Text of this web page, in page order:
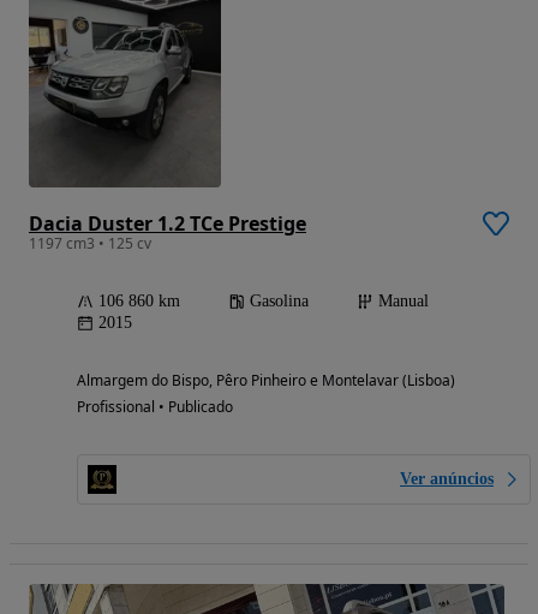
Dacia Duster 1.2 TCe Prestige
1197 cm3 • 125 cv
106 860 km Gasolina
Manual
2015
Almargem do Bispo, Pêro Pinheiro e Montelavar (Lisboa)
Profissional • Publicado
Ver anúncios